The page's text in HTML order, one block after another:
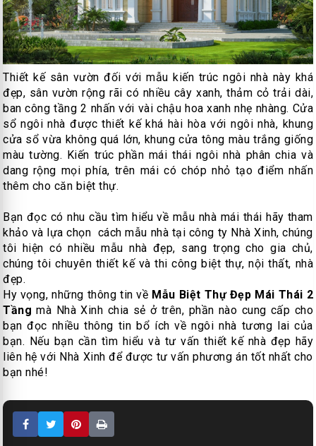
Thiết kế sân vườn đối với mẫu kiến trúc ngôi nhà này khá
đẹp, sân vườn rộng rãi có nhiều cây xanh, thảm cỏ trải dài,
ban công tầng 2 nhấn với vài chậu hoa xanh nhẹ nhàng. Cửa
sổ ngôi nhà được thiết kế khá hài hòa với ngôi nhà, khung
cửa sổ vừa không quá lớn, khung cửa tông màu trắng giống
màu tường. Kiến trúc phần mái thái ngôi nhà phân chia và
dang rộng mọi phía, trên mái có chóp nhỏ tạo điểm nhấn
thêm cho căn biệt thự.
Bạn đọc có nhu cầu tìm hiểu về mẫu nhà mái thái hãy tham
khảo và lựa chọn cách mẫu nhà tại công ty Nhà Xinh, chúng
tôi hiện có nhiều mẫu nhà đẹp, sang trọng cho gia chủ,
chúng tôi chuyên thiết kế và thi công biệt thự, nội thất, nhà
đẹp.
Hy vọng, những thông tin về Mẫu Biệt Thự Đẹp Mái Thái 2
Tầng mà Nhà Xinh chia sẻ ở trên, phần nào cung cấp cho
bạn đọc nhiều thông tin bổ ích về ngôi nhà tương lai của
bạn. Nếu bạn cần tìm hiểu và tư vấn thiết kế nhà đẹp hãy
liên hệ với Nhà Xinh để được tư vấn phương án tốt nhất cho
bạn nhé!